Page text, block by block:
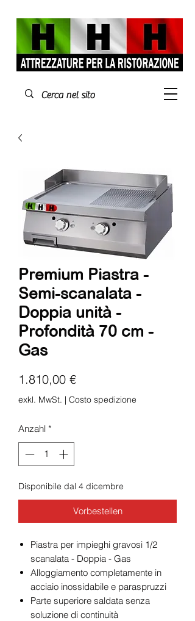
Premium Piastra -
Semi-scanalata -
Doppia unità -
Profondità 70 cm -
Gas
1.810,00 €Preis
exkl. MwSt. | Costo spedizione
Anzahl *
Disponibile dal 4 dicembre
Vorbestellen
Piastra per impieghi gravosi 1/2
scanalata - Doppia - Gas
Alloggiamento completamente in
acciaio inossidabile e paraspruzzi
Parte superiore saldata senza
soluzione di continuità